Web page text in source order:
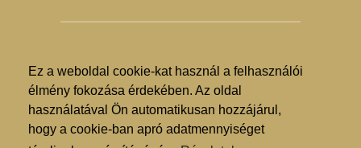
Ez a weboldal cookie-kat használ a felhasználói
élmény fokozása érdekében. Az oldal
használatával Ön automatikusan hozzájárul,
hogy a cookie-ban apró adatmennyiséget
© Nyíregyházi Kosár Közösség 2019.
Hogyan lehet vásárolni?
GDPR